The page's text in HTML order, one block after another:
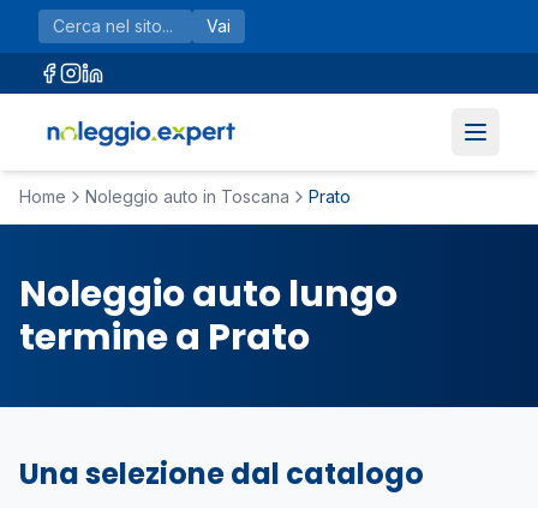
Vai al contenuto principale
Vai
Home Noleggio auto in Toscana Prato
Noleggio auto lungo
termine a Prato
Una selezione dal catalogo